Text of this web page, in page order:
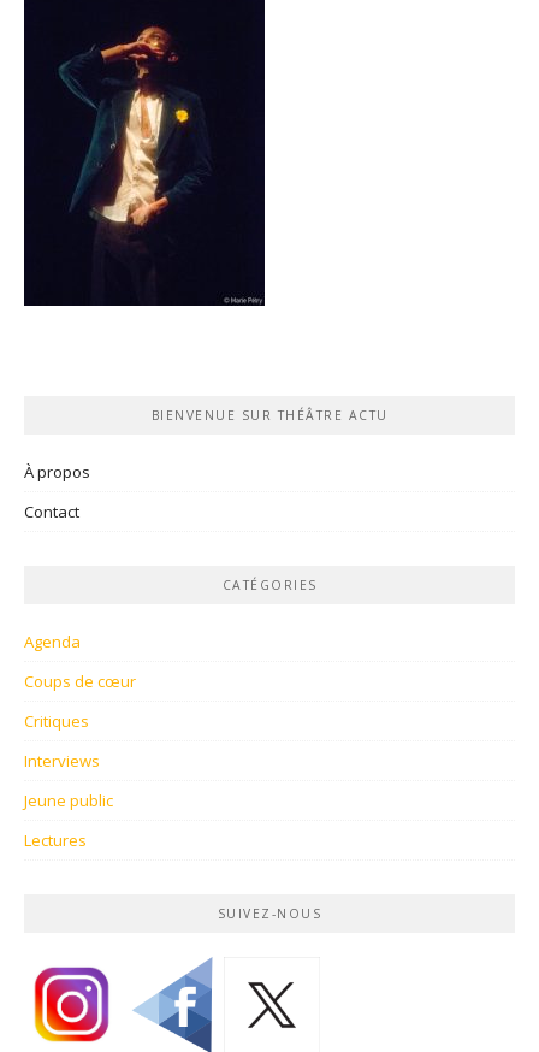
BIENVENUE SUR THÉÂTRE ACTU
À propos
Contact
CATÉGORIES
Agenda
Coups de cœur
Critiques
Interviews
Jeune public
Lectures
SUIVEZ-NOUS